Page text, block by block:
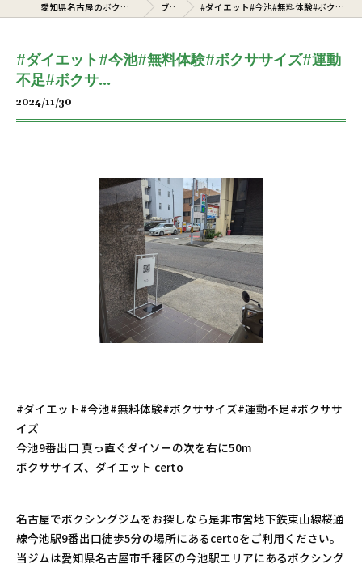
愛知県名古屋のボクシングジムならcerto ブログ #ダイエット#今池#無料体験#ボクササイズ#運動不足#ボクサ...
#ダイエット#今池#無料体験#ボクササイズ#運動
不足#ボクサ...
2024/11/30
#ダイエット#今池#無料体験#ボクササイズ#運動不足#ボクササ
イズ
今池9番出口 真っ直ぐダイソーの次を右に50m
ボクササイズ、ダイエット certo
名古屋でボクシングジムをお探しなら是非市営地下鉄東山線桜通
線今池駅9番出口徒歩5分の場所にあるcertoをご利用ください。
当ジムは愛知県名古屋市千種区の今池駅エリアにあるボクシング